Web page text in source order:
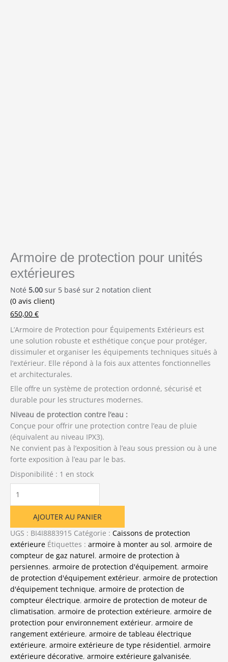
Armoire de protection pour unités
extérieures
Noté 5.00 sur 5 basé sur 2 notation client
(0 avis client)
650,00 €
L’Armoire de Protection pour Équipements Extérieurs est
une solution robuste et esthétique conçue pour protéger,
dissimuler et organiser les équipements techniques situés à
l’extérieur. Elle répond à la fois aux attentes fonctionnelles
et architecturales.
Elle offre un système de protection ordonné, sécurisé et
durable pour les structures modernes.
Niveau de protection contre l’eau :
Conçue pour offrir une protection contre l’eau de pluie
(équivalent au niveau IPX3).
Ne convient pas à l’exposition à l’eau sous pression ou à une
forte exposition à l’eau par le bas.
Disponibilité : 1 en stock
de
protection
pour
unités
extérieures
AJOUTER AU PANIER
UGS : BI4I8883915 Catégorie : Caissons de protection
extérieure Étiquettes : armoire à monter au sol, armoire de
compteur de gaz naturel, armoire de protection à
persiennes, armoire de protection d'équipement, armoire
de protection d'équipement extérieur, armoire de protection
d'équipement technique, armoire de protection de
compteur électrique, armoire de protection de moteur de
climatisation, armoire de protection extérieure, armoire de
protection pour environnement extérieur, armoire de
rangement extérieure, armoire de tableau électrique
extérieure, armoire extérieure de type résidentiel, armoire
extérieure décorative, armoire extérieure galvanisée,